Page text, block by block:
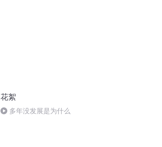
花絮
多年没发展是为什么